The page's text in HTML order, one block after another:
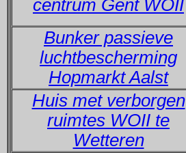
centrum Gent WOII
Bunker passieve
luchtbescherming
Hopmarkt Aalst
Huis met verborgen
ruimtes WOII te
Wetteren